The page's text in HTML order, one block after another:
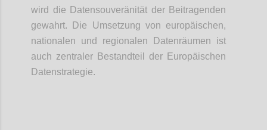
wird die Datensouveränität der Beitragenden
gewahrt. Die Umsetzung von europäischen,
nationalen und regionalen Datenräumen ist
auch zentraler Bestandteil der Europäischen
Datenstrategie.